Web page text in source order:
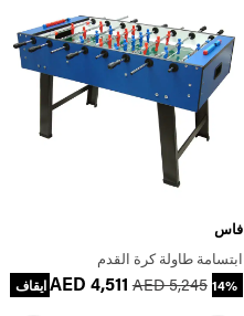
فاس
ابتسامة طاولة كرة القدم
AED 4,511 AED 5,245 14% ايقاف